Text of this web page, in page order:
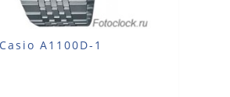
Casio A1100D-1